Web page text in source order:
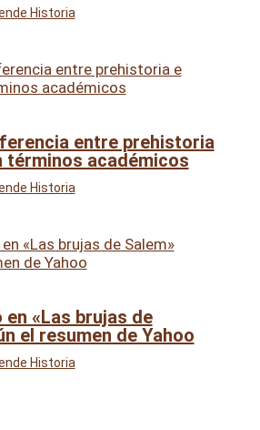
Historia
entre prehistoria
términos académicos
Historia
en «Las brujas de
el resumen de Yahoo
Historia